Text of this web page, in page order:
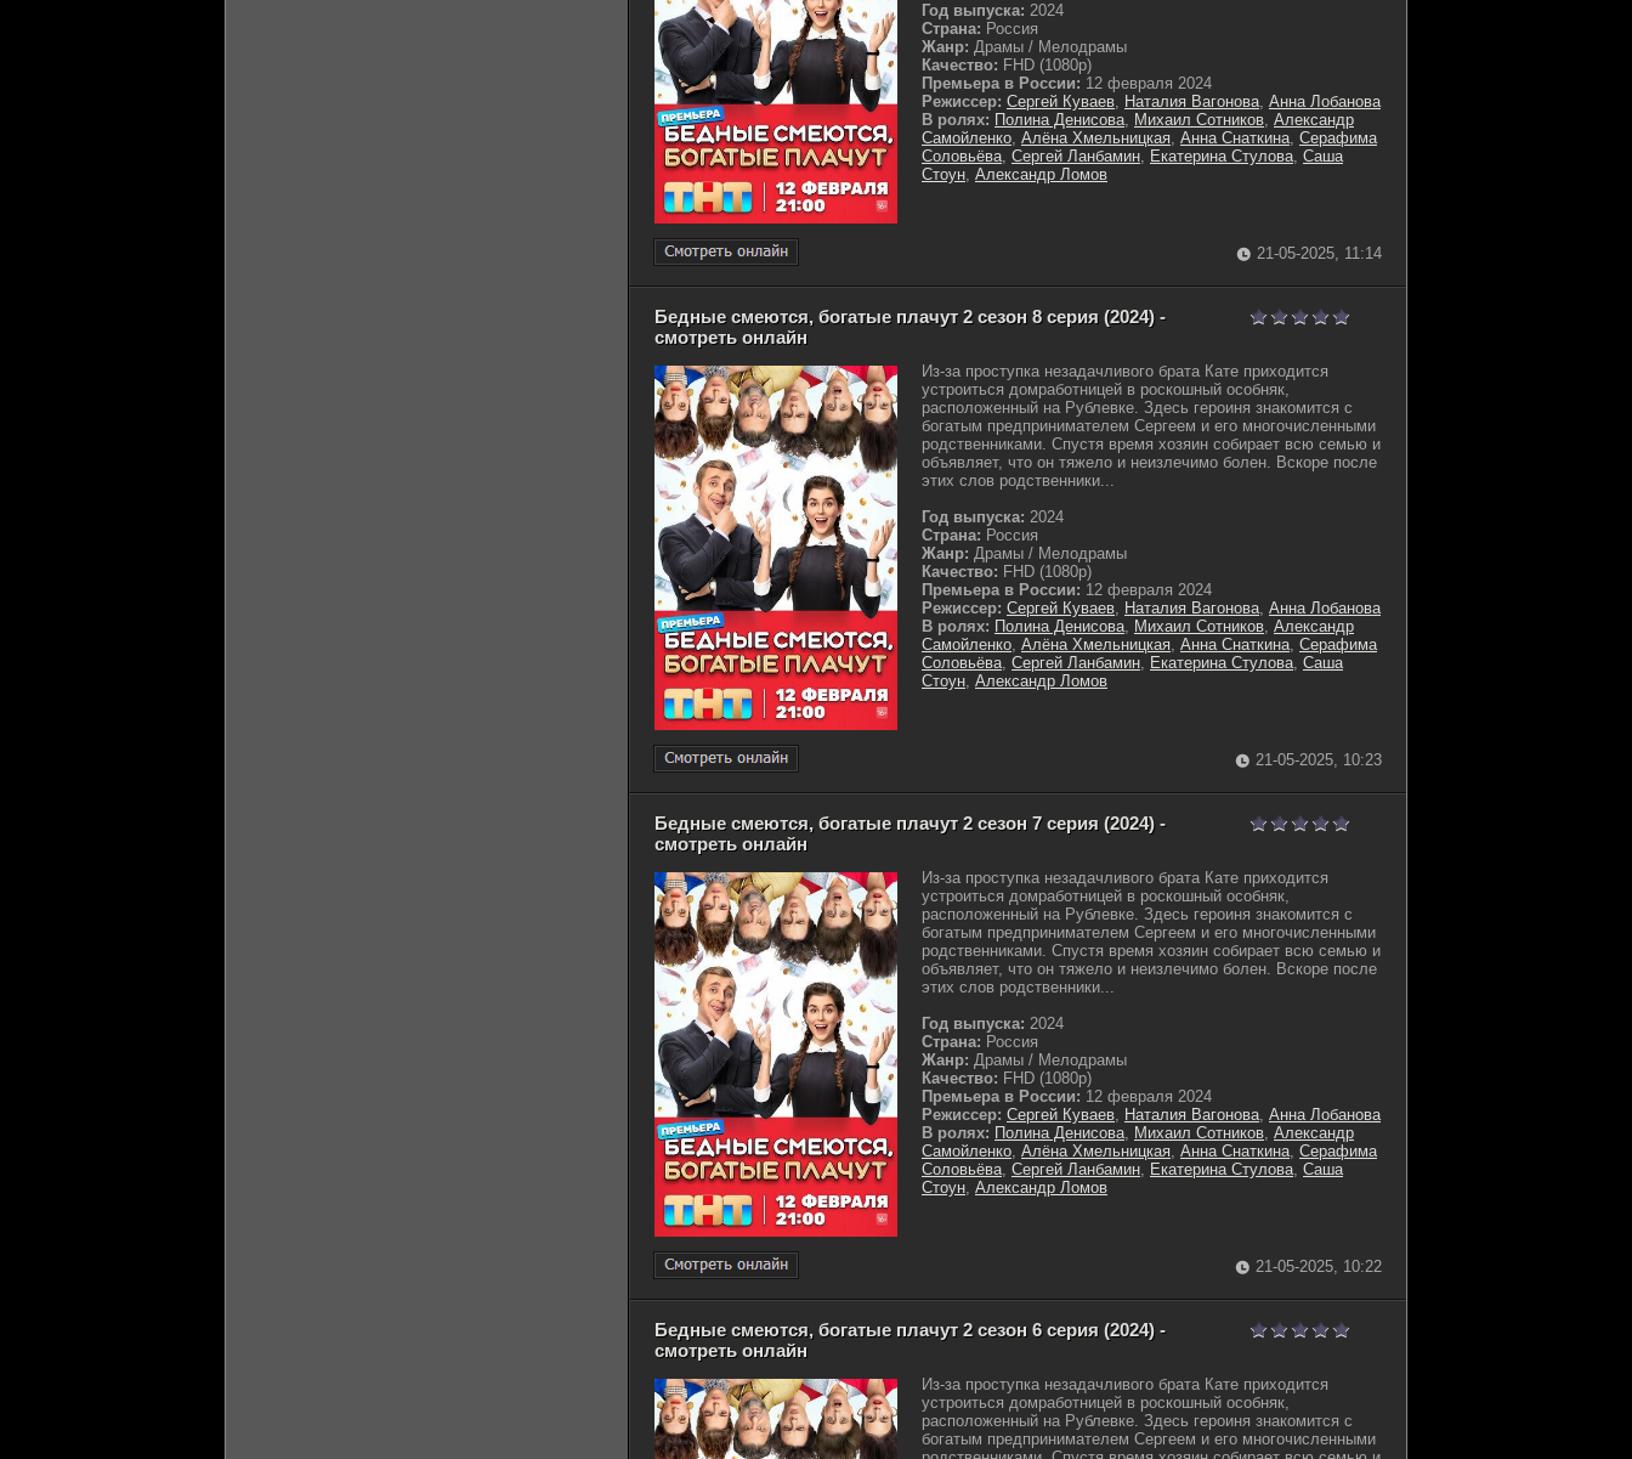
Год выпуска: 2024
Страна: Россия
Жанр: Драмы / Мелодрамы
Качество: FHD (1080p)
Премьера в России: 12 февраля 2024
Режиссер: Сергей Куваев, Наталия Вагонова, Анна Лобанова
В ролях: Полина Денисова, Михаил Сотников, Александр
Самойленко, Алёна Хмельницкая, Анна Снаткина, Серафима
Соловьёва, Сергей Ланбамин, Екатерина Стулова, Саша
Стоун, Александр Ломов
21-05-2025, 11:14
Бедные смеются, богатые плачут 2 сезон 8 серия (2024) -
смотреть онлайн
Из-за проступка незадачливого брата Кате приходится
устроиться домработницей в роскошный особняк,
расположенный на Рублевке. Здесь героиня знакомится с
богатым предпринимателем Сергеем и его многочисленными
родственниками. Спустя время хозяин собирает всю семью и
объявляет, что он тяжело и неизлечимо болен. Вскоре после
этих слов родственники...
Год выпуска: 2024
Страна: Россия
Жанр: Драмы / Мелодрамы
Качество: FHD (1080p)
Премьера в России: 12 февраля 2024
Режиссер: Сергей Куваев, Наталия Вагонова, Анна Лобанова
В ролях: Полина Денисова, Михаил Сотников, Александр
Самойленко, Алёна Хмельницкая, Анна Снаткина, Серафима
Соловьёва, Сергей Ланбамин, Екатерина Стулова, Саша
Стоун, Александр Ломов
21-05-2025, 10:23
Бедные смеются, богатые плачут 2 сезон 7 серия (2024) -
смотреть онлайн
Из-за проступка незадачливого брата Кате приходится
устроиться домработницей в роскошный особняк,
расположенный на Рублевке. Здесь героиня знакомится с
богатым предпринимателем Сергеем и его многочисленными
родственниками. Спустя время хозяин собирает всю семью и
объявляет, что он тяжело и неизлечимо болен. Вскоре после
этих слов родственники...
Год выпуска: 2024
Страна: Россия
Жанр: Драмы / Мелодрамы
Качество: FHD (1080p)
Премьера в России: 12 февраля 2024
Режиссер: Сергей Куваев, Наталия Вагонова, Анна Лобанова
В ролях: Полина Денисова, Михаил Сотников, Александр
Самойленко, Алёна Хмельницкая, Анна Снаткина, Серафима
Соловьёва, Сергей Ланбамин, Екатерина Стулова, Саша
Стоун, Александр Ломов
21-05-2025, 10:22
Бедные смеются, богатые плачут 2 сезон 6 серия (2024) -
смотреть онлайн
Из-за проступка незадачливого брата Кате приходится
устроиться домработницей в роскошный особняк,
расположенный на Рублевке. Здесь героиня знакомится с
богатым предпринимателем Сергеем и его многочисленными